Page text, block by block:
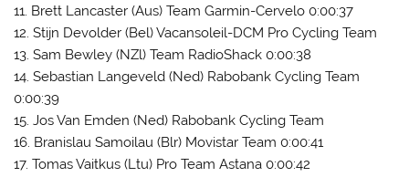
11. Brett Lancaster (Aus) Team Garmin-Cervelo 0:00:37
12. Stijn Devolder (Bel) Vacansoleil-DCM Pro Cycling Team
13. Sam Bewley (NZl) Team RadioShack 0:00:38
14. Sebastian Langeveld (Ned) Rabobank Cycling Team
0:00:39
15. Jos Van Emden (Ned) Rabobank Cycling Team
16. Branislau Samoilau (Blr) Movistar Team 0:00:41
17. Tomas Vaitkus (Ltu) Pro Team Astana 0:00:42